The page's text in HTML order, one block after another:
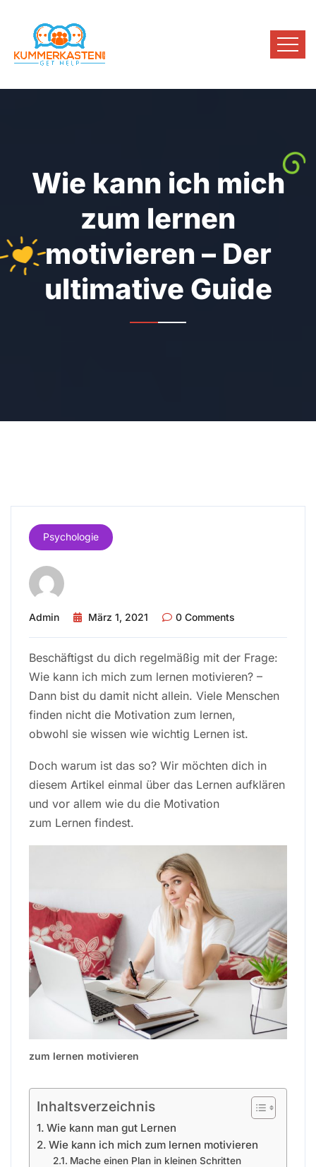
Wie kann ich mich
zum lernen
motivieren – Der
ultimative Guide
Psychologie
Admin März 1, 2021 0 Comments
Beschäftigst du dich regelmäßig mit der Frage:
Wie kann ich mich zum lernen motivieren? –
Dann bist du damit nicht allein. Viele Menschen
finden nicht die Motivation zum lernen,
obwohl sie wissen wie wichtig Lernen ist.
Doch warum ist das so? Wir möchten dich in
diesem Artikel einmal über das Lernen aufklären
und vor allem wie du die Motivation
zum Lernen findest.
zum lernen motivieren
Inhaltsverzeichnis
Wie kann man gut Lernen
Wie kann ich mich zum lernen motivieren
Mache einen Plan in kleinen Schritten